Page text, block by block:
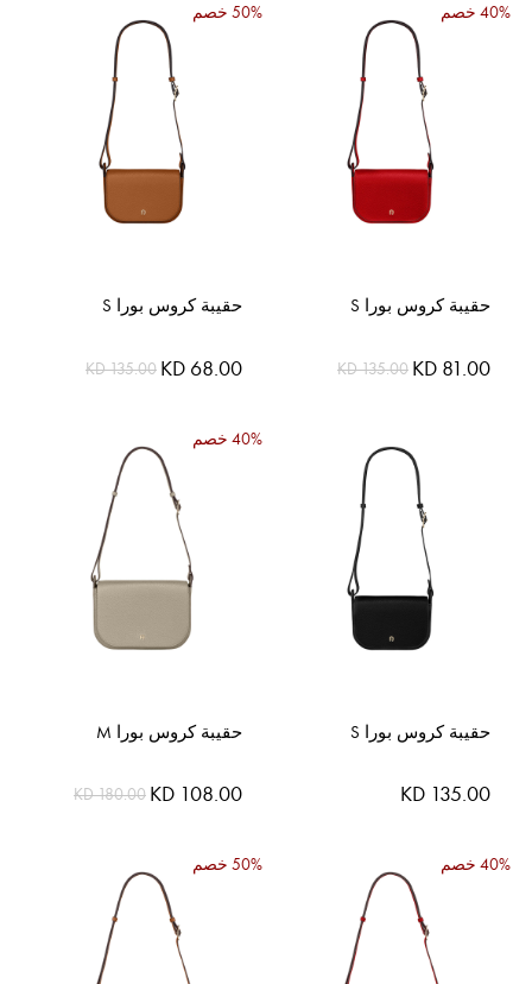
40% خصم
حقيبة كروس بورا S
السعر
الخاص
KD 81.00
KD 135.00
50% خصم
حقيبة كروس بورا S
السعر
الخاص
KD 68.00
KD 135.00
حقيبة كروس بورا S
KD 135.00
40% خصم
حقيبة كروس بورا M
السعر
الخاص
KD 108.00
KD 180.00
40% خصم 50% خصم